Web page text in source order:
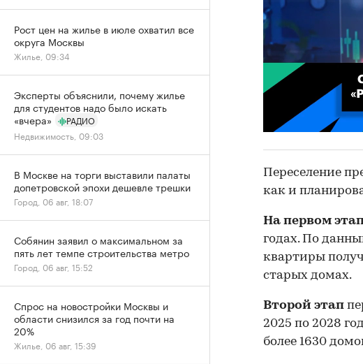
00:02
Переселение
как и
На первом
годах. По
квартиры
старых домах.
Второй этап
2025 по 2028
более 1630
Рост цен на жилье в июле охватил все
округа Москвы
Жилье, 09:34
Эксперты объяснили, почему жилье
для студентов надо было искать
«вчера»
РАДИО
Недвижимость, 09:03
В Москве на торги выставили палаты
допетровской эпохи дешевле трешки
Город, 06 авг, 18:07
Собянин заявил о максимальном за
пять лет темпе строительства метро
Город, 06 авг, 15:52
Спрос на новостройки Москвы и
области снизился за год почти на
20%
Жилье, 06 авг, 15:39